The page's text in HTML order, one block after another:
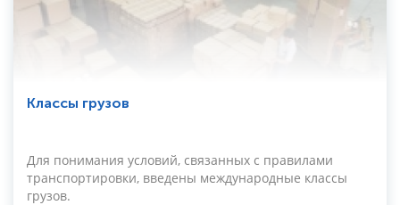
Классы грузов
Для понимания условий, связанных с правилами
транспортировки, введены международные классы
грузов.